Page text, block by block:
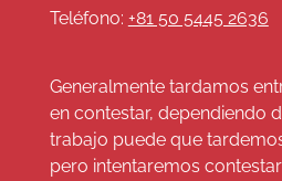
Teléfono: +81 50 5445 2636
Generalmente tardamos
en contestar, dependiendo
trabajo puede que
pero intentaremos